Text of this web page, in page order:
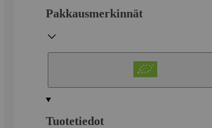
Pakkausmerkinnät
Tuotetiedot